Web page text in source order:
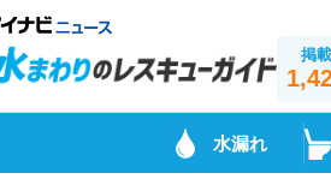
掲
水漏れ